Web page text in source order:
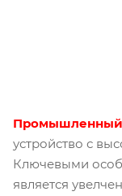
Промышленный
устройство с
Ключевыми
является